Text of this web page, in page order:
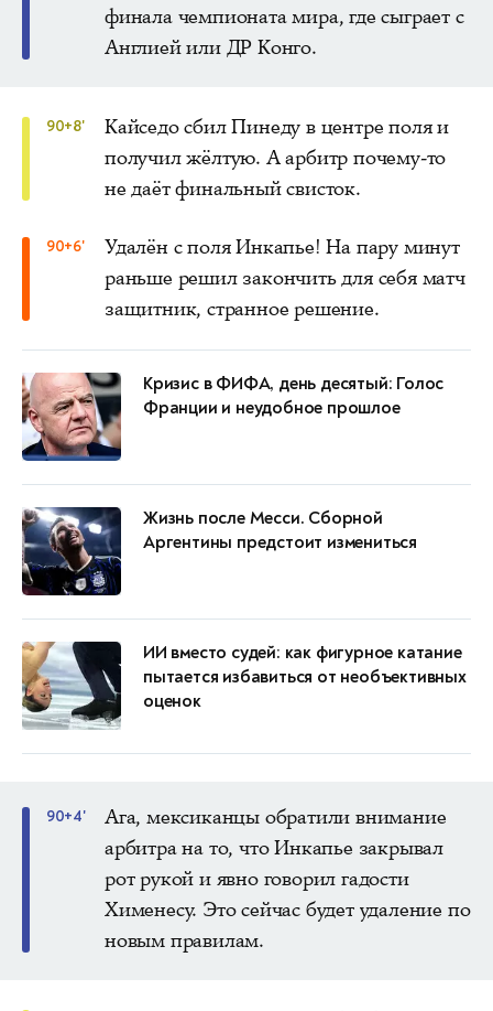
финала чемпионата мира, где сыграет с
Англией или ДР Конго.
90+8'
Кайседо сбил Пинеду в центре поля и
получил жёлтую. А арбитр почему-то
не даёт финальный свисток.
90+6'
Удалён с поля Инкапье! На пару минут
раньше решил закончить для себя матч
защитник, странное решение.
Кризис в ФИФА, день десятый: Голос
Франции и неудобное прошлое
Жизнь после Месси. Сборной
Аргентины предстоит измениться
ИИ вместо судей: как фигурное катание
пытается избавиться от необъективных
оценок
90+4'
Ага, мексиканцы обратили внимание
арбитра на то, что Инкапье закрывал
рот рукой и явно говорил гадости
Хименесу. Это сейчас будет удаление по
новым правилам.